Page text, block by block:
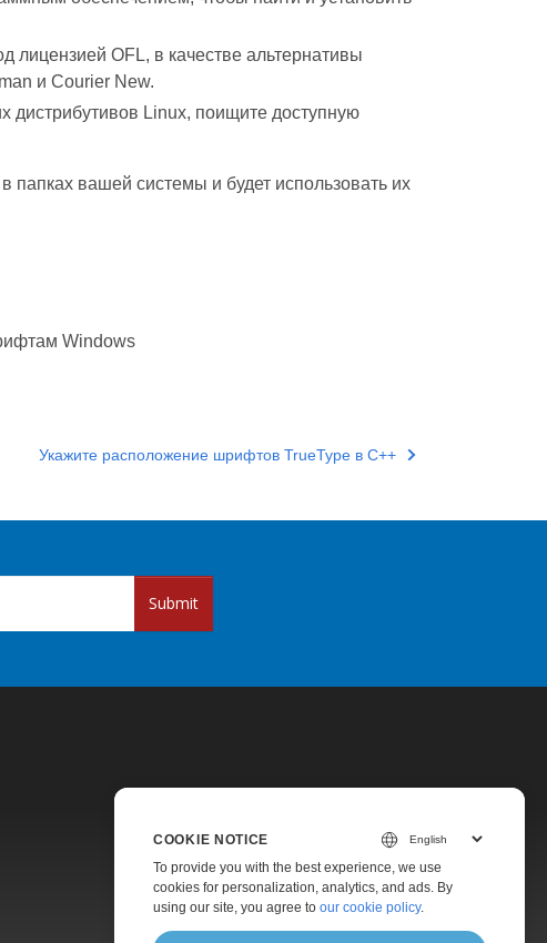
OFL, в качестве альтернативы
и Courier New.
дистрибутивов Linux, поищите доступную
папках вашей системы и будет использовать их
Windows
Укажите расположение шрифтов TrueType в C++
Submit
Pricing
Paid Support
About
COOKIE NOTICE
To provide you with the best experience, we use
cookies for personalization, analytics, and ads. By
using our site, you agree to our cookie policy.